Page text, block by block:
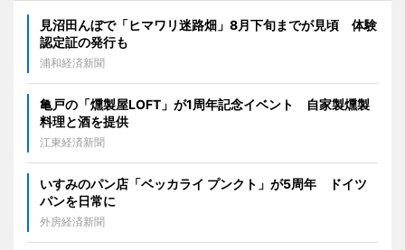
見沼田んぼで「ヒマワリ迷路畑」8月下旬までが見頃 体験
認定証の発行も
浦和経済新聞
亀戸の「燻製屋LOFT」が1周年記念イベント 自家製燻製
料理と酒を提供
江東経済新聞
いすみのパン店「ベッカライ プンクト」が5周年 ドイツ
パンを日常に
外房経済新聞